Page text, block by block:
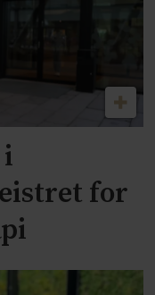
i
for